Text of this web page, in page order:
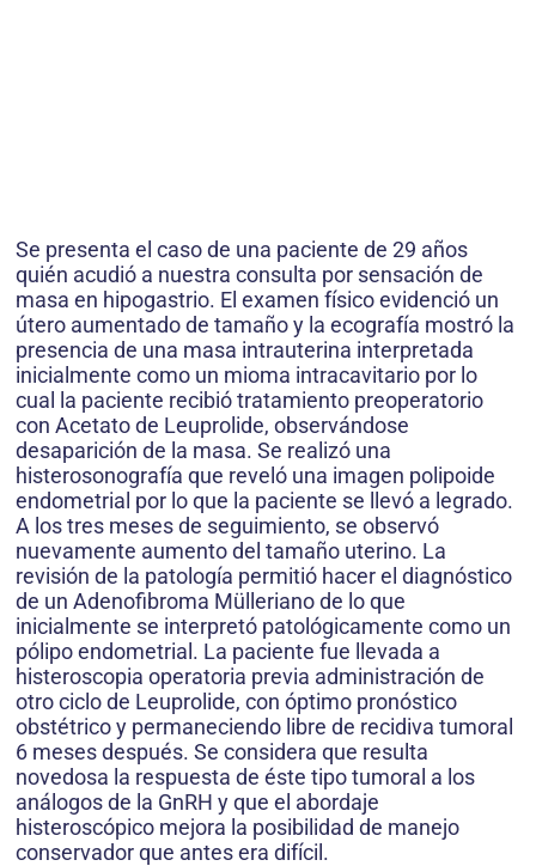
Se presenta el caso de una paciente de 29 años
quién acudió a nuestra consulta por sensación de
masa en hipogastrio. El examen físico evidenció un
útero aumentado de tamaño y la ecografía mostró la
presencia de una masa intrauterina interpretada
inicialmente como un mioma intracavitario por lo
cual la paciente recibió tratamiento preoperatorio
con Acetato de Leuprolide, observándose
desaparición de la masa. Se realizó una
histerosonografía que reveló una imagen polipoide
endometrial por lo que la paciente se llevó a legrado.
A los tres meses de seguimiento, se observó
nuevamente aumento del tamaño uterino. La
revisión de la patología permitió hacer el diagnóstico
de un Adenofibroma Mülleriano de lo que
inicialmente se interpretó patológicamente como un
pólipo endometrial. La paciente fue llevada a
histeroscopia operatoria previa administración de
otro ciclo de Leuprolide, con óptimo pronóstico
obstétrico y permaneciendo libre de recidiva tumoral
6 meses después. Se considera que resulta
novedosa la respuesta de éste tipo tumoral a los
análogos de la GnRH y que el abordaje
histeroscópico mejora la posibilidad de manejo
conservador que antes era difícil.